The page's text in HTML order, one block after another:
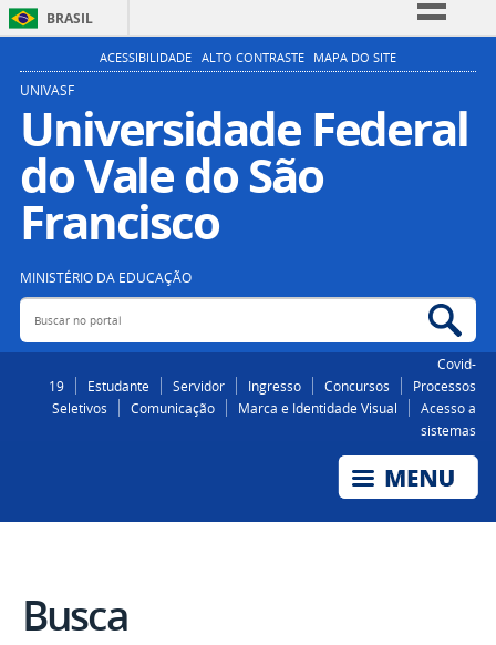
BRASIL
Simplifique!
Participe
Acesso à informação
Legislação
ACESSIBILIDADE ALTO CONTRASTE MAPA DO SITE
UNIVASF
Universidade Federal
do Vale do São
Francisco
MINISTÉRIO DA EDUCAÇÃO
Buscar no portal
Covid-
19
Estudante Servidor Ingresso Concursos
Processos
Seletivos
Comunicação Marca e Identidade Visual
Acesso a
sistemas
Busca